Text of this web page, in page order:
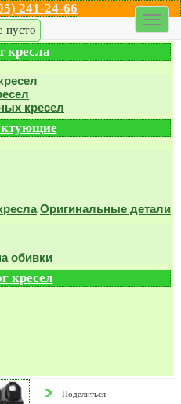
241-24-66
Дилеры
пусто
кресла
кресел
Оригинальные детали
обивки
кресел
пусто
Поделиться: